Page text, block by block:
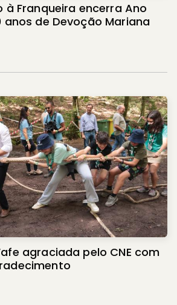
à Franqueira encerra Ano
de Devoção Mariana
agraciada pelo CNE com